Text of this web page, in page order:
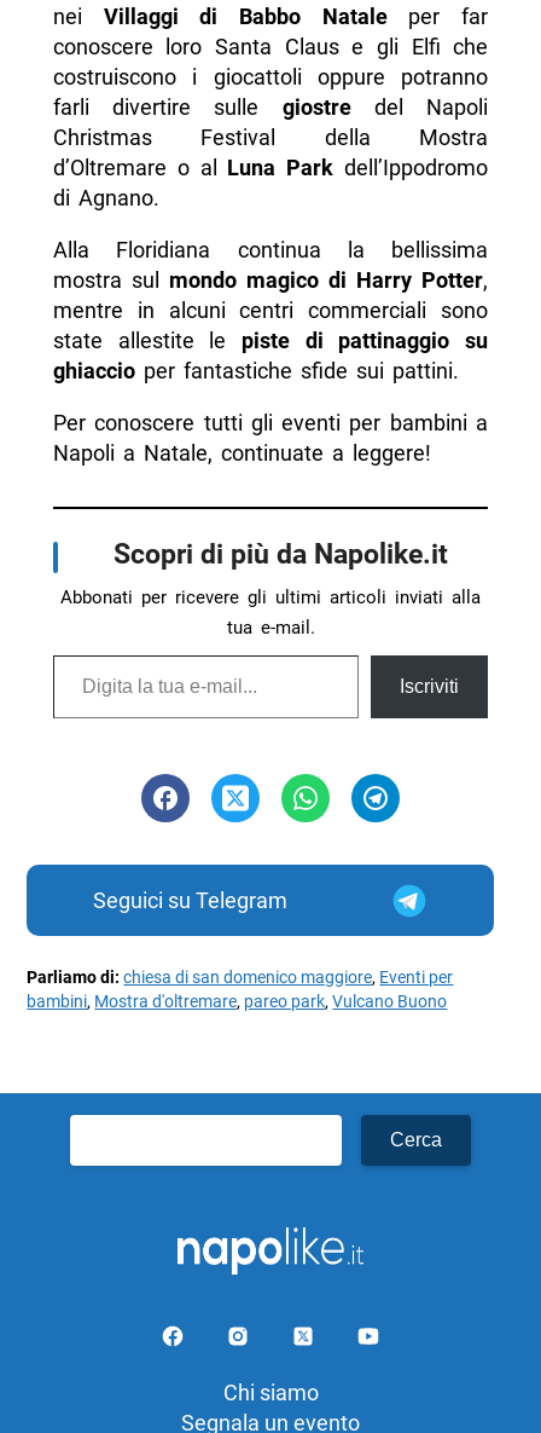
nei Villaggi di Babbo Nataleper far
conoscere loro Santa Claus e gli Elfi che
costruiscono i giocattoli oppure potranno
farli divertire sulle giostredel Napoli
Christmas Festival della Mostra
d’Oltremare o al Luna Park dell’Ippodromo
di Agnano.
Alla Floridiana continua la bellissima
mostra sul mondo magico di Harry Potter,
mentre in alcuni centri commerciali sono
state allestite le piste di pattinaggio su
ghiaccioper fantastiche sfide sui pattini.
Per conoscere tutti gli eventi per bambini a
Napoli a Natale, continuate a leggere!
Scopri di più da Napolike.it
Abbonati per ricevere gli ultimi articoli inviati alla
tua e-mail.
Digita la tua e-mail...
Iscriviti
Seguici su Telegram
Parliamo di:chiesa di san domenico maggiore, Eventi per
bambini, Mostra d'oltremare, pareo park,Vulcano Buono
per:
Chi siamo
Segnala un evento